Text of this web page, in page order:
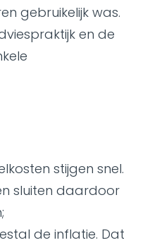
gebruikelijk was.
en de
stijgen snel.
sluiten daardoor
de inflatie. Dat